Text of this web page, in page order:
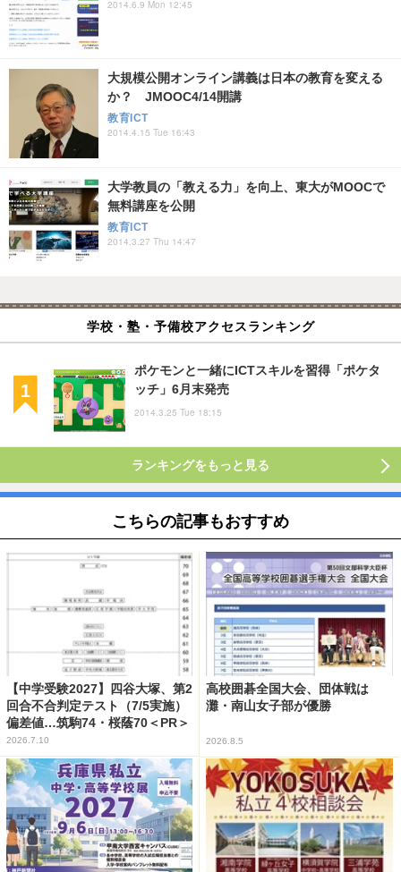
2014.6.9 Mon 12:45
大規模公開オンライン講義は日本の教育を変える
か？ JMOOC4/14開講
教育ICT
2014.4.15 Tue 16:43
大学教員の「教える力」を向上、東大がMOOCで
無料講座を公開
教育ICT
2014.3.27 Thu 14:47
学校・塾・予備校アクセスランキング
ポケモンと一緒にICTスキルを習得「ポケタ
ッチ」6月末発売
2014.3.25 Tue 18:15
ランキングをもっと見る
こちらの記事もおすすめ
【中学受験2027】四谷大塚、第2
回合不合判定テスト（7/5実施）
偏差値…筑駒74・桜蔭70＜PR＞
2026.7.10
高校囲碁全国大会、団体戦は
灘・南山女子部が優勝
2026.8.5